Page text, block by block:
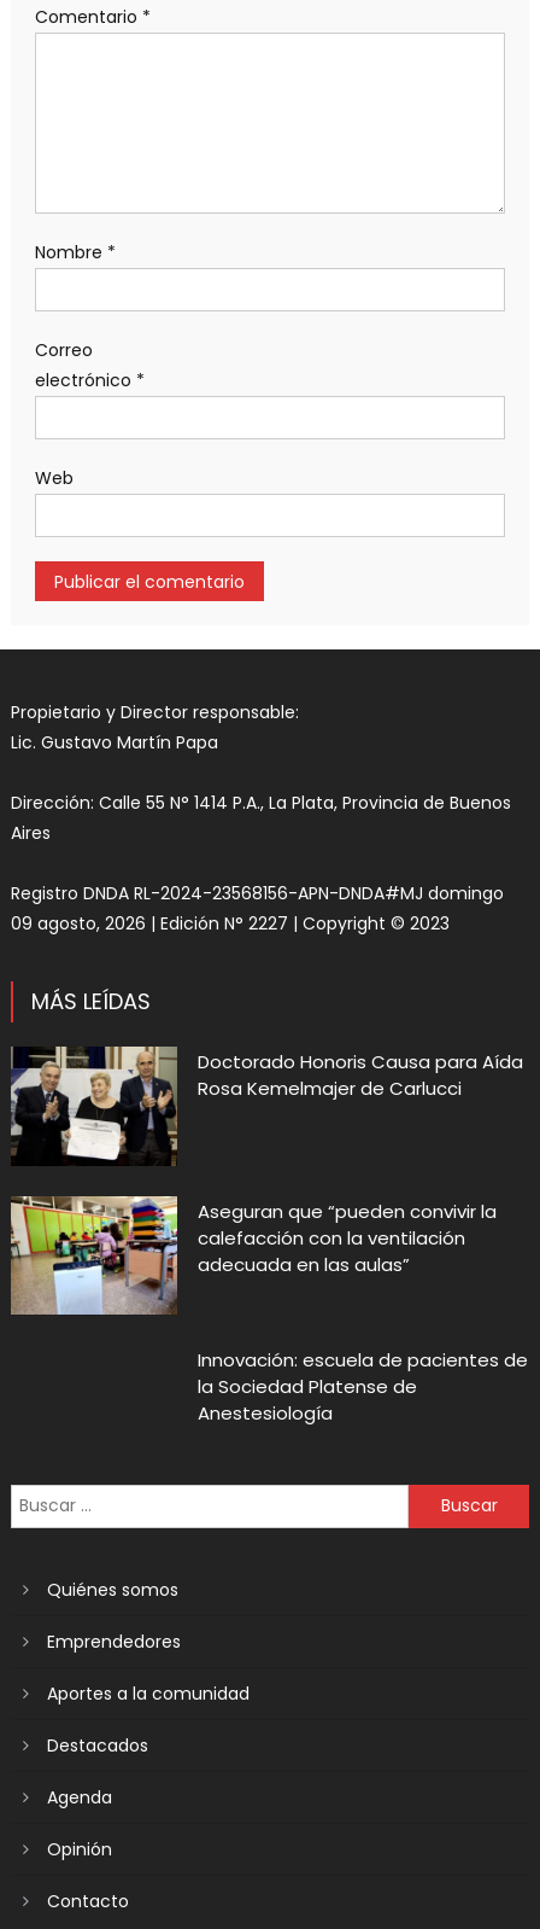
Comentario *
Nombre *
Correo
electrónico *
Web
Propietario y Director responsable:
Lic. Gustavo Martín Papa
Dirección: Calle 55 N° 1414 P.A., La Plata, Provincia de Buenos
Aires
Registro DNDA RL-2024-23568156-APN-DNDA#MJ domingo
09 agosto, 2026 | Edición N° 2227 | Copyright © 2023
MÁS LEÍDAS
Doctorado Honoris Causa para Aída
Rosa Kemelmajer de Carlucci
Aseguran que “pueden convivir la
calefacción con la ventilación
adecuada en las aulas”
Innovación: escuela de pacientes de
la Sociedad Platense de
Anestesiología
Quiénes somos
Emprendedores
Aportes a la comunidad
Destacados
Agenda
Opinión
Contacto